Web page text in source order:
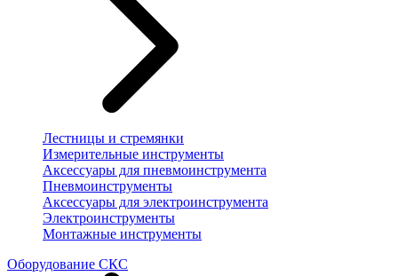
Лестницы и стремянки
Измерительные инструменты
Аксессуары для пневмоинструмента
Пневмоинструменты
Аксессуары для электроинструмента
Электроинструменты
Монтажные инструменты
Оборудование СКС